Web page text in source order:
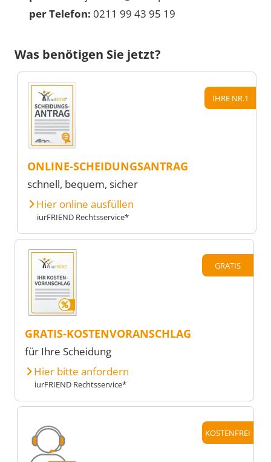
per Telefon: 0211 99 43 95 19
Was benötigen Sie jetzt?
IHRE NR.1
ONLINE-SCHEIDUNGSANTRAG
schnell, bequem, sicher
Hier online ausfüllen
iurFRIEND Rechtsservice*
GRATIS
GRATIS-KOSTENVORANSCHLAG
für Ihre Scheidung
Hier bitte anfordern
iurFRIEND Rechtsservice*
KOSTENFREI